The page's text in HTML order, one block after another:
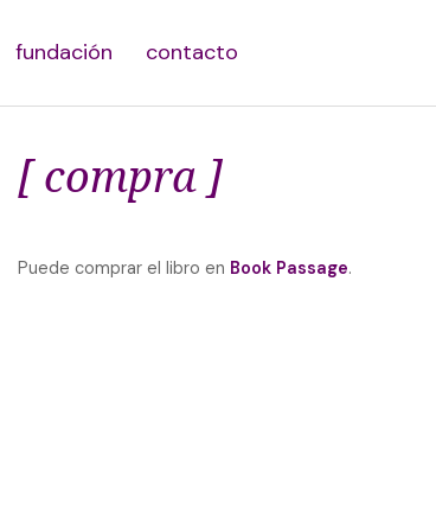
fundación contacto
[ compra ]
Puede comprar el libro en Book Passage.